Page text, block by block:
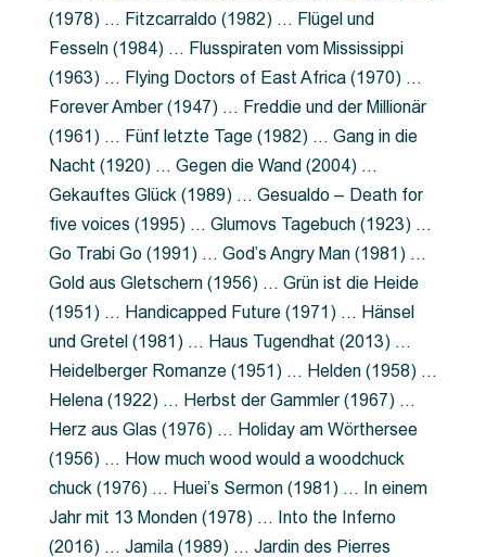
(1978) … Fitzcarraldo (1982) … Flügel und
Fesseln (1984) … Flusspiraten vom Mississippi
(1963) … Flying Doctors of East Africa (1970) …
Forever Amber (1947) … Freddie und der Millionär
(1961) … Fünf letzte Tage (1982) … Gang in die
Nacht (1920) … Gegen die Wand (2004) …
Gekauftes Glück (1989) … Gesualdo – Death for
five voices (1995) … Glumovs Tagebuch (1923) …
Go Trabi Go (1991) … God’s Angry Man (1981) …
Gold aus Gletschern (1956) … Grün ist die Heide
(1951) … Handicapped Future (1971) … Hänsel
und Gretel (1981) … Haus Tugendhat (2013) …
Heidelberger Romanze (1951) … Helden (1958) …
Helena (1922) … Herbst der Gammler (1967) …
Herz aus Glas (1976) … Holiday am Wörthersee
(1956) … How much wood would a woodchuck
chuck (1976) … Huei’s Sermon (1981) … In einem
Jahr mit 13 Monden (1978) … Into the Inferno
(2016) … Jamila (1989) … Jardin des Pierres